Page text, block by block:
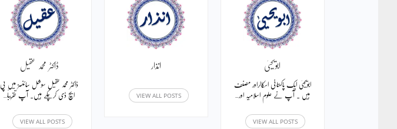
ابویحییٰ
ابویحییٰ ایک پاکستانی اسکالراور مصنف
ہیں ۔ آپ نے علوم اسلامیہ اور…
VIEW ALL POSTS
انذار
VIEW ALL POSTS
ڈاکٹر محمد عقیل
ڈاکٹر محمد عقیل سوشل سائنسز میں پی
ایچ ڈی کرچکے ہیں۔ آپ تقریباً…
VIEW ALL POSTS